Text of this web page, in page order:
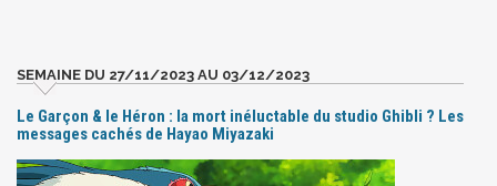
SEMAINE DU 27/11/2023 AU 03/12/2023
Le Garçon & le Héron : la mort inéluctable du studio Ghibli ? Les
messages cachés de Hayao Miyazaki